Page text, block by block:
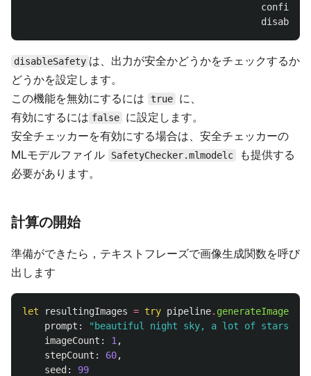
disableSafety は、出力が安全かどうかをチェックするか
どうかを設定します。
この機能を無効にするには
true
に、
有効にするには false
に設定します。
安全チェッカーを有効にする場合は、安全チェッカーの
MLモデルファイル
SafetyChecker.mlmodelc
も提供する
必要があります。
計算の開始
準備ができたら，テキストフレーズで画像生成関数を呼び
出します
let resultingImages = try pipeline. generateImages
prompt :
"beautiful night sky, a lot of stars,
imageCount : 1 ,
stepCount : 60,
seed :
99